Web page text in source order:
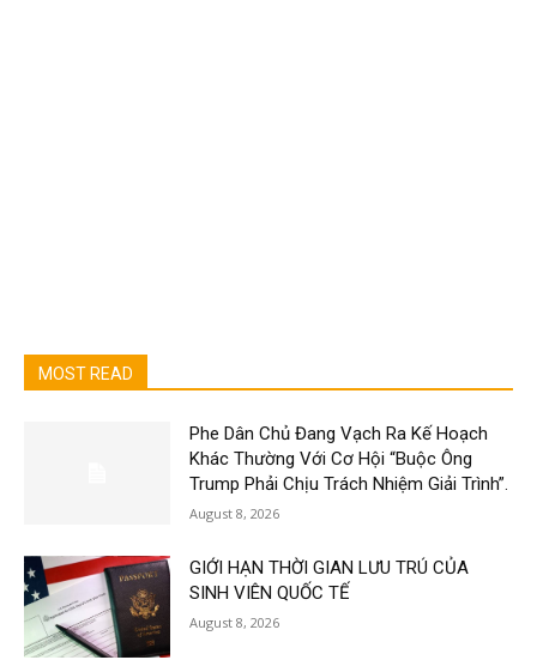
MOST READ
Phe Dân Chủ Đang Vạch Ra Kế Hoạch
Khác Thường Với Cơ Hội “Buộc Ông
Trump Phải Chịu Trách Nhiệm Giải Trình”.
August 8, 2026
GIỚI HẠN THỜI GIAN LƯU TRÚ CỦA
SINH VIÊN QUỐC TẾ
August 8, 2026